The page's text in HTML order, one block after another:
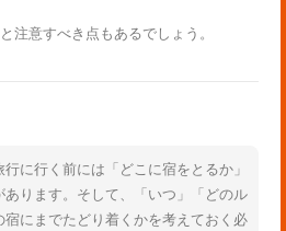
注意すべき点もあるでしょう。
に行く前には「どこに宿をとるか」
あります。そして、「いつ」「どのル
宿にまでたどり着くかを考えておく必